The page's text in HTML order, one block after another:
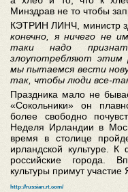
Минздрав не то чтобы
КЭТРИН ЛИНЧ, министр
конечно, я ничего не
таки надо
злоупотребляют этим
мы пытаемся вести
так, чтобы люди все-
Праздника мало не
«Сокольники» он
более свободно
Неделя Ирландии в
время в столице
ирландской культуре.
российские города.
культуры примут участие
http://russian.rt.com/